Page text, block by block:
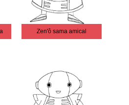
Zen'ô sama de Dragon Ball Super Zen'ô sama amical